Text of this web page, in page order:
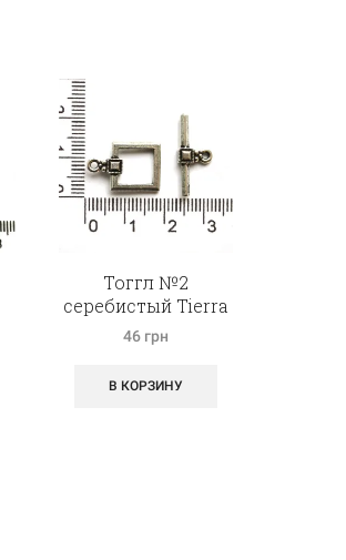
Тоггл №2
серебистый Tierra
Cast
46 грн
В КОРЗИНУ